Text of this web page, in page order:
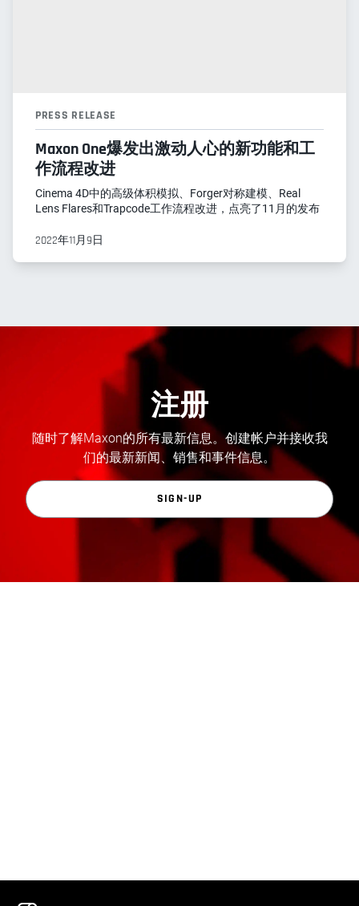
PRESS RELEASE
Maxon One爆发出激动人心的新功能和工
作流程改进
Cinema 4D中的高级体积模拟、Forger对称建模、Real
Lens Flares和Trapcode工作流程改进，点亮了11月的发布
2022年11月9日
注册
随时了解Maxon的所有最新信息。创建帐户并接收我
们的最新新闻、销售和事件信息。
SIGN-UP